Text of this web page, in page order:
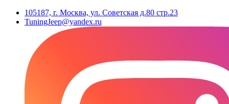
105187, г. Москва, ул. Советская д.80 стр.23
TuningJeep@yandex.ru